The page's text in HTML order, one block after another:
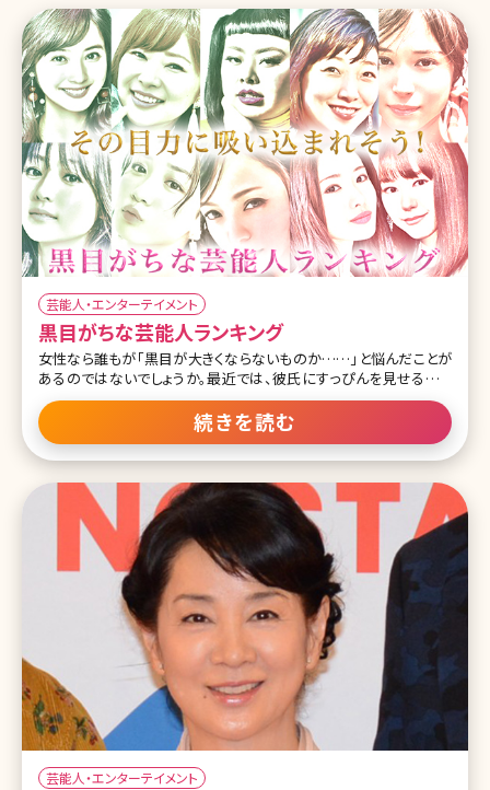
芸能人・エンターテイメント
黒目がちな芸能人ランキング
女性なら誰もが「黒目が大きくならないものか……」と悩んだことが
あるのではないでしょうか。最近では、彼氏にすっぴんを見せるのと
同じくらい、カラーコンタクトを取った目を見られたくない女性が増え
ているそうです。 今回は、黒目が大きくてうらやましい芸能人10名と
あわせて、彼女たちをお手本にしたメイクテクニックをまとめてみま
した。 第1位石原さとみ 最後までご覧いただきましてありがとうござ
期もありましたが、無事最後まで放送出来たのも、皆さまのおかげで
す🤩皆さまからのコメントを見て励まされてきました😭本当にあり
がとうございました💊#アンサングシンデレラ
pic.twitter.com/hjRp9bE
続きを読む
芸能人・エンターテイメント